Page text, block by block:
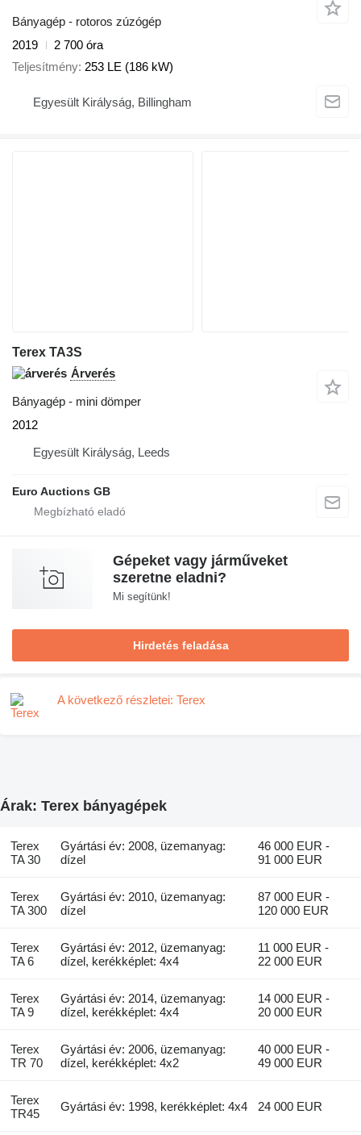
Bányagép - rotoros zúzógép
2019
2 700 óra
Teljesítmény 253 LE (186 kW)
Egyesült Királyság, Billingham
Terex TA3S
Árverés
Bányagép - mini dömper
2012
Egyesült Királyság, Leeds
Euro Auctions GB
Gépeket vagy járműveket
szeretne eladni?
Mi segítünk!
Hirdetés feladása
A következő részletei: Terex
Árak: Terex bányagépek
Terex
TA 30
Gyártási év: 2008, üzemanyag:
dízel
46 000 EUR -
91 000 EUR
Terex
TA 300
Gyártási év: 2010, üzemanyag:
dízel
87 000 EUR -
120 000 EUR
Terex
TA 6
Gyártási év: 2012, üzemanyag:
dízel, kerékképlet: 4x4
11 000 EUR -
22 000 EUR
Terex
TA 9
Gyártási év: 2014, üzemanyag:
dízel, kerékképlet: 4x4
14 000 EUR -
20 000 EUR
Terex
TR 70
Gyártási év: 2006, üzemanyag:
dízel, kerékképlet: 4x2
40 000 EUR -
49 000 EUR
Terex
TR45
Gyártási év: 1998, kerékképlet: 4x4 24 000 EUR